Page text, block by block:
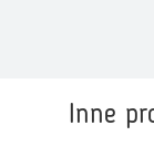
Inne